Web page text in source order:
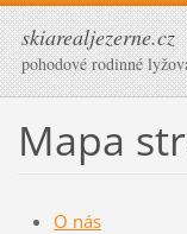
skiarealjezerne.cz
pohodové rodinné
Mapa
O nás